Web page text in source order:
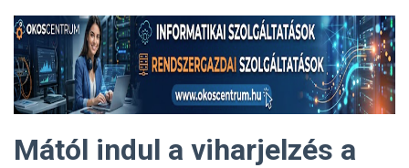
Mától indul a viharjelzés a